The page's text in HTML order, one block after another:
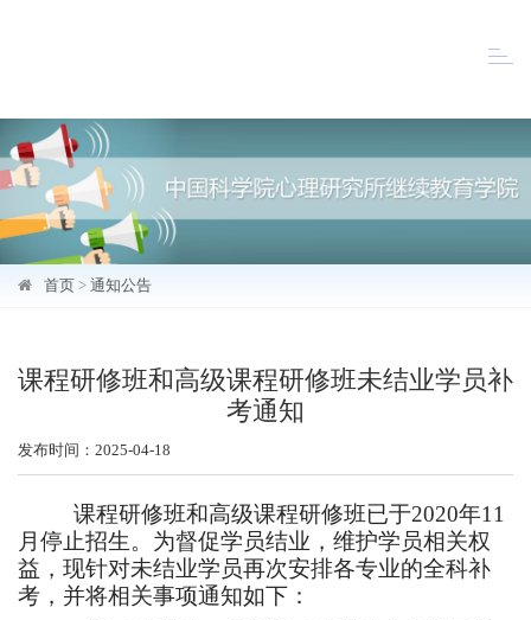
Toggle
首页 > 通知公告
课程研修班和高级课程研修班未结业学员补
考通知
发布时间：2025-04-18
课程研修班和高级课程研修班已于2020年11
月停止招生。为督促学员结业，维护学员相关权
益，现针对未结业学员再次安排各专业的全科补
考，并将相关事项通知如下：